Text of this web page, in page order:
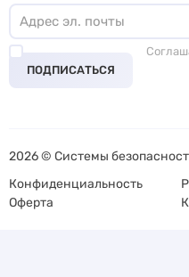
ПОДПИСАТЬСЯ
2026 © Системы
Конфиденциальность
Оферта